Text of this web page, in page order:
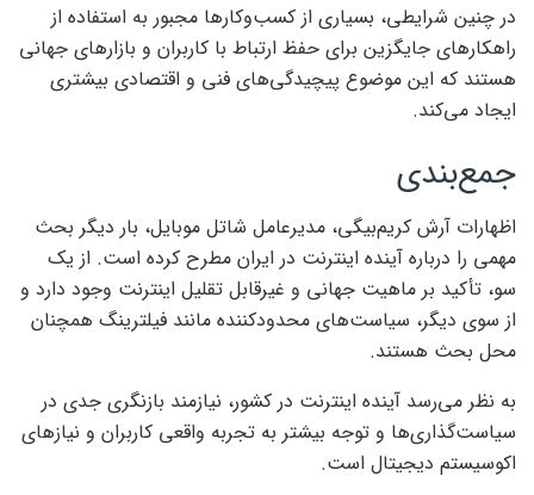
در چنین شرایطی، بسیاری از کسب‌وکارها مجبور به استفاده از
راهکارهای جایگزین برای حفظ ارتباط با کاربران و بازارهای جهانی
هستند که این موضوع پیچیدگی‌های فنی و اقتصادی بیشتری
ایجاد می‌کند.
جمع‌بندی
اظهارات آرش کریم‌بیگی، مدیرعامل شاتل موبایل، بار دیگر بحث
مهمی را درباره آینده اینترنت در ایران مطرح کرده است. از یک
سو، تأکید بر ماهیت جهانی و غیرقابل تقلیل اینترنت وجود دارد و
از سوی دیگر، سیاست‌های محدودکننده مانند فیلترینگ همچنان
محل بحث هستند.
به نظر می‌رسد آینده اینترنت در کشور، نیازمند بازنگری جدی در
سیاست‌گذاری‌ها و توجه بیشتر به تجربه واقعی کاربران و نیازهای
اکوسیستم دیجیتال است.